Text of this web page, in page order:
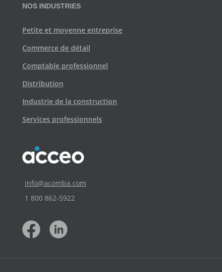
NOS INDUSTRIES
Petite et moyenne entreprise
Commerce de détail
Comptable professionnel
Distribution
Industrie de la construction
Services professionnels
info@acomba.com
1 800 862‑5922